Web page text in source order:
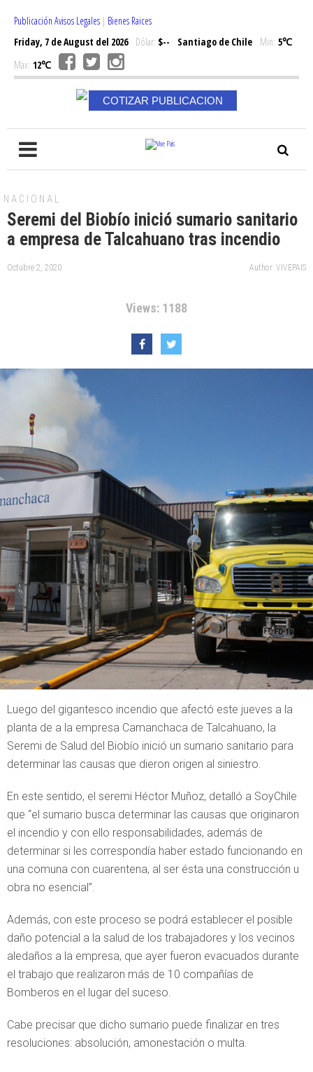
Publicación Avisos Legales | Bienes Raices
Friday, 7 de August del 2026Dólar: $-- Santiago de Chile Min: 5℃
Max: 12℃
COTIZAR PUBLICACION
NACIONAL
Seremi del Biobío inició sumario sanitario
a empresa de Talcahuano tras incendio
Octubre 2, 2020 Author: VIVEPAIS
Views: 1188
Luego del gigantesco incendio que afectó este jueves a la
planta de a la empresa Camanchaca de Talcahuano, la
Seremi de Salud del Biobío inició un sumario sanitario para
determinar las causas que dieron origen al siniestro.
En este sentido, el seremi Héctor Muñoz, detalló a SoyChile
que “el sumario busca determinar las causas que originaron
el incendio y con ello responsabilidades, además de
determinar si les correspondía haber estado funcionando en
una comuna con cuarentena, al ser ésta una construcción u
obra no esencial”.
Además, con este proceso se podrá establecer el posible
daño potencial a la salud de los trabajadores y los vecinos
aledaños a la empresa, que ayer fueron evacuados durante
el trabajo que realizaron más de 10 compañías de
Bomberos en el lugar del suceso.
Cabe precisar que dicho sumario puede finalizar en tres
resoluciones: absolución, amonestación o multa.